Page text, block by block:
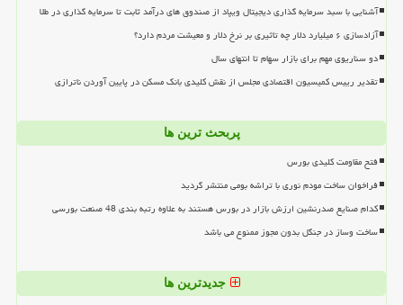
آشنایی با سبد سرمایه گذاری دیجیتال ویپاد از صندوق های درآمد ثابت تا سرمایه گذاری در طلا
آزادسازی ۶ میلیارد دلار چه تاثیری بر نرخ دلار و معیشت مردم دارد؟
دو سناریوی مهم برای بازار سهام تا انتهای سال
تقدیر رییس کمیسیون اقتصادی مجلس از نقش کلیدی بانک مسکن در پایین آوردن ناترازی
پربحث ترین ها
فتح مقاومت کلیدی بورس
فراخوان ساخت مودم نوری با تراشه بومی منتشر گردید
کدام صنایع صدرنشین ارزش بازار در بورس هستند به علاوه رتبه بندی 48 صنعت بورسی
ساخت وساز در جنگل بدون مجوز ممنوع می باشد
جدیدترین ها